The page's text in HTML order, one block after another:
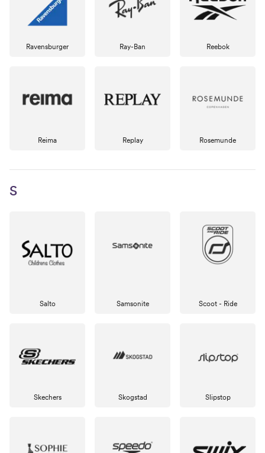
Ravensburger Ray-Ban Reebok
Reima Replay Rosemunde
S
Salto Samsonite Scoot - Ride
Skechers Skogstad Slipstop